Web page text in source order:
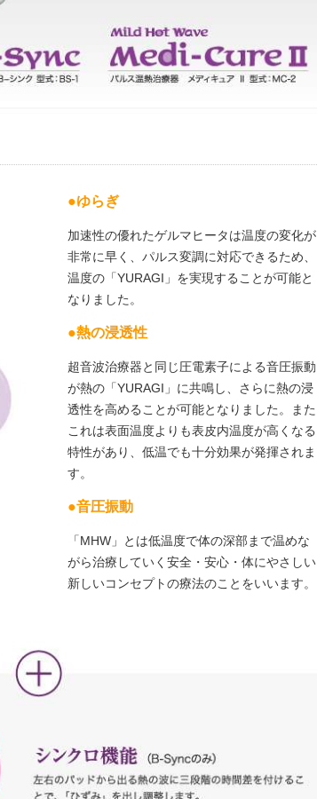
●ゆらぎ
加速性の優れたゲルマヒータは温度の変化が
非常に早く、パルス変調に対応できるため、
温度の「YURAGI」を実現することが可能と
なりました。
●熱の浸透性
超音波治療器と同じ圧電素子による音圧振動
が熱の「YURAGI」に共鳴し、さらに熱の浸
透性を高めることが可能となりました。また
これは表面温度よりも表皮内温度が高くなる
特性があり、低温でも十分効果が発揮されま
す。
●音圧振動
「MHW」とは低温度で体の深部まで温めな
がら治療していく安全・安心・体にやさしい
新しいコンセプトの療法のことをいいます。